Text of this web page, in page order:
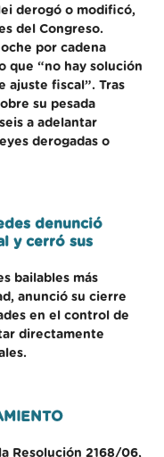
derogó o modificó,
del Congreso.
por cadena
que “no hay solución
ajuste fiscal”. Tras
su pesada
a adelantar
derogadas o
denunció
y cerró sus
bailables más
anunció su cierre
en el control de
directamente
Resolución 2168/06,